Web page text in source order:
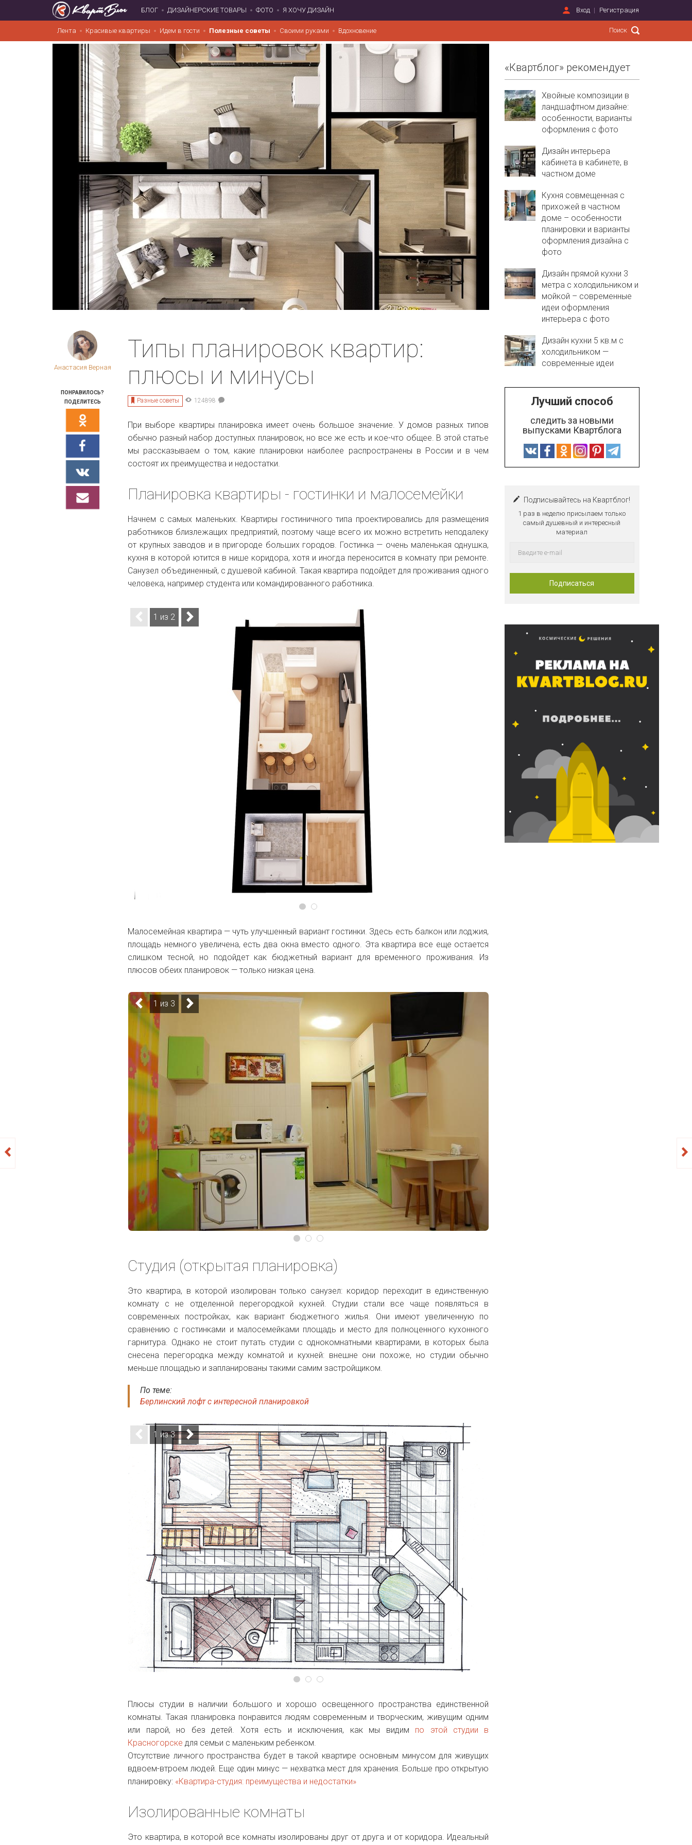
БЛОГ ДИЗАЙНЕРСКИЕ ТОВАРЫ ФОТО Я ХОЧУ ДИЗАЙН Вход Регистрация
Лента Красивые квартиры Идем в гости Полезные советы Своими руками Вдохновение
Анастасия Верная
ПОНРАВИЛОСЬ?
ПОДЕЛИТЕСЬ
Типы планировок квартир:
плюсы и минусы
Разные советы 124898
При выборе квартиры планировка имеет очень большое значение. У домов разных типов
обычно разный набор доступных планировок, но все же есть и кое-что общее. В этой статье
мы рассказываем о том, какие планировки наиболее распространены в России и в чем
состоят их преимущества и недостатки.
Планировка квартиры - гостинки и малосемейки
Начнем с самых маленьких. Квартиры гостиничного типа проектировались для размещения
работников близлежащих предприятий, поэтому чаще всего их можно встретить неподалеку
от крупных заводов и в пригороде больших городов. Гостинка — очень маленькая однушка,
кухня в которой ютится в нише коридора, хотя и иногда переносится в комнату при ремонте.
Санузел объединенный, с душевой кабиной. Такая квартира подойдет для проживания одного
человека, например студента или командированного работника.
1 из 2
Малосемейная квартира — чуть улучшенный вариант гостинки. Здесь есть балкон или лоджия,
площадь немного увеличена, есть два окна вместо одного. Эта квартира все еще остается
слишком тесной, но подойдет как бюджетный вариант для временного проживания. Из
плюсов обеих планировок — только низкая цена.
1 из 3
Студия (открытая планировка)
Это квартира, в которой изолирован только санузел: коридор переходит в единственную
комнату с не отделенной перегородкой кухней. Студии стали все чаще появляться в
современных постройках, как вариант бюджетного жилья. Они имеют увеличенную по
сравнению с гостинками и малосемейками площадь и место для полноценного кухонного
гарнитура. Однако не стоит путать студии с однокомнатными квартирами, в которых была
снесена перегородка между комнатой и кухней: внешне они похоже, но студии обычно
меньше площадью и запланированы такими самим застройщиком.
По теме:
Берлинский лофт с интересной планировкой
1 из 3
Плюсы студии в наличии большого и хорошо освещенного пространства единственной
комнаты. Такая планировка понравится людям современным и творческим, живущим одним
или парой, но без детей. Хотя есть и исключения, как мы видим по этой студии в
Красногорске для семьи с маленьким ребенком.
Отсутствие личного пространства будет в такой квартире основным минусом для живущих
вдвоем-втроем людей. Еще один минус — нехватка мест для хранения. Больше про открытую
планировку: «Квартира-студия: преимущества и недостатки»
Изолированные комнаты
Это квартира, в которой все комнаты изолированы друг от друга и от коридора. Идеальный
«Квартблог» рекомендует
Хвойные композиции в
ландшафтном дизайне:
особенности, варианты
оформления с фото
Дизайн интерьера
кабинета в кабинете, в
частном доме
Кухня совмещенная с
прихожей в частном
доме – особенности
планировки и варианты
оформления дизайна с
фото
Дизайн прямой кухни 3
метра с холодильником и
мойкой – современные
идеи оформления
интерьера с фото
Дизайн кухни 5 кв.м с
холодильником —
современные идеи
Лучший способ
следить за новыми
выпусками Квартблога
Подписывайтесь на Квартблог!
1 раз в неделю присылаем только
самый душевный и интересный
материал